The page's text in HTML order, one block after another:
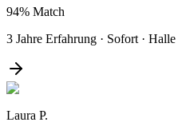
94% Match
3 Jahre Erfahrung · Sofort · Halle
Laura P.